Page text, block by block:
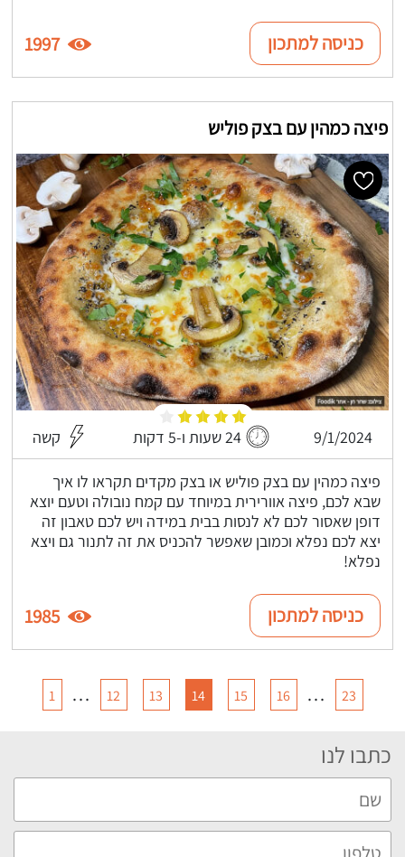
כניסה למתכון 1997
פיצה כמהין עם בצק פוליש
9/1/2024 24 שעות ו-5 דקות קשה
פיצה כמהין עם בצק פוליש או בצק מקדים תקראו לו איך
שבא לכם, פיצה אוורירית במיוחד עם קמח נובולה וטעם יוצא
דופן שאסור לכם לא לנסות בבית במידה ויש לכם טאבון זה
יצא לכם נפלא וכמובן שאפשר להכניס את זה לתנור גם ויצא
נפלא!
כניסה למתכון 1985
1 … 12 13 14 15 16 … 23
כתבו לנו